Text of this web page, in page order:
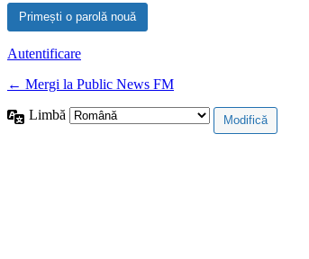
Autentificare
← Mergi la Public News FM
Limbă